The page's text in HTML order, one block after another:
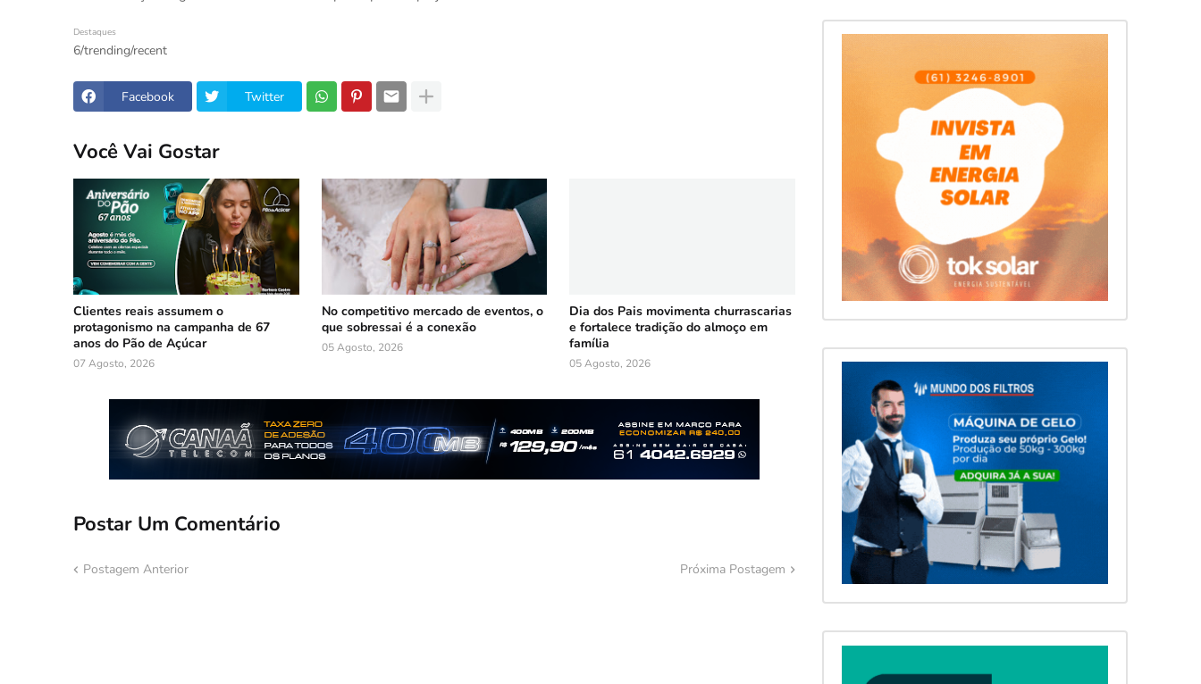
Destaques
6/trending/recent
Facebook Twitter
Você Vai Gostar
Clientes reais assumem o
protagonismo na campanha de 67
anos do Pão de Açúcar
07 Agosto, 2026
No competitivo mercado de eventos, o
que sobressai é a conexão
05 Agosto, 2026
Dia dos Pais movimenta churrascarias
e fortalece tradição do almoço em
família
05 Agosto, 2026
Postar Um Comentário
Postagem Anterior Próxima Postagem